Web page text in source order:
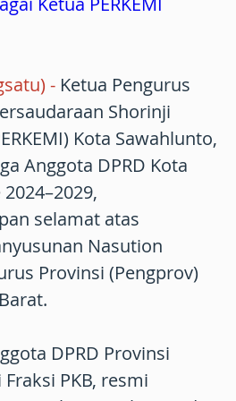
- Ketua Pengurus
Shorinji
Kota Sawahlunto,
Anggota DPRD Kota
selamat atas
Nasution
Provinsi (Pengprov)
DPRD Provinsi
PKB, resmi